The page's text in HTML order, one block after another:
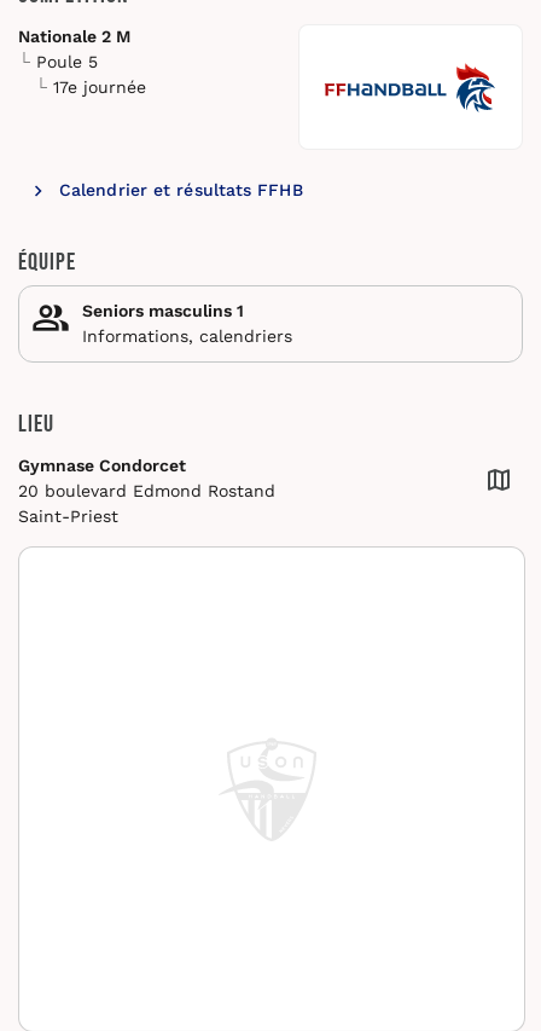
Nationale 2 M
Poule 5
17e journée
Calendrier et résultats FFHB
Équipe
Seniors masculins 1
Informations, calendriers
Lieu
Gymnase Condorcet
20 boulevard Edmond Rostand
Saint-Priest